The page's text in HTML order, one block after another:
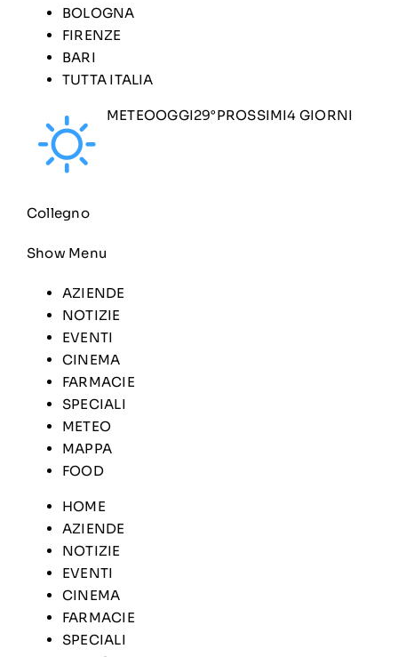
BOLOGNA
FIRENZE
BARI
TUTTA ITALIA
METEOOGGI29°PROSSIMI4 GIORNI
Collegno
Show Menu
AZIENDE
NOTIZIE
EVENTI
CINEMA
FARMACIE
SPECIALI
METEO
MAPPA
FOOD
HOME
AZIENDE
NOTIZIE
EVENTI
CINEMA
FARMACIE
SPECIALI